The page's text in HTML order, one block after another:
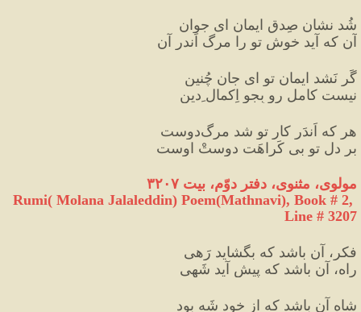
شُد نشانِ صِدقِ ایمان ای جوان
آن که آید خوش تو را مرگ اَندر آن
گَر نَشد ایمانِ تو ای جان چُنین
نیست کامل رو بِجو اِکمال ِدین
هر که اَندَر کارِ تو شد مرگ‌دوست
بر دلِ تو بی کَراهَت دوستْ اوست
مولوی، مثنوی، دفتر دوّم، بیت ۳۲۰۷
Rumi( Molana Jalaleddin) Poem(Mathnavi), Book # 2,
Line # 3207
فکر، آن باشد که بگشاید رَهی
راه، آن باشد که پیش آید شَهی
شاه آن باشد که از خود شَه بود